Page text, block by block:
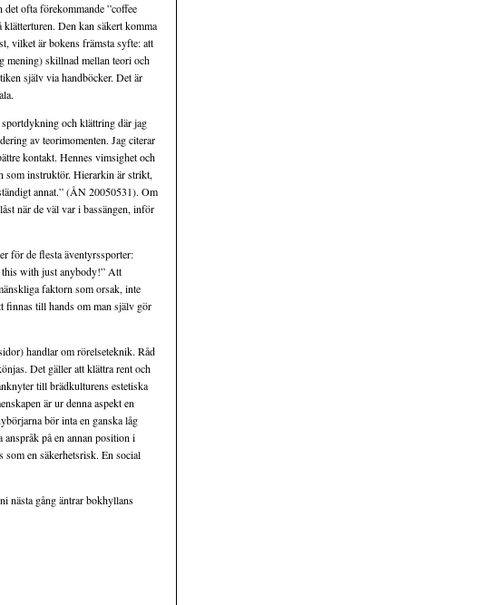
ofta förekommande ”coffee
Den kan säkert komma
vilket är bokens främsta syfte: att
mening) skillnad mellan teori och
själv via handböcker. Det är
och klättring där jag
av teorimomenten. Jag citerar
kontakt. Hennes vimsighet och
som instruktör. Hierarkin är strikt,
annat.” (ÅN 20050531). Om
när de väl var i bassängen, inför
för de flesta äventyrssporter:
this with just anybody!” Att
faktorn som orsak, inte
finnas till hands om man själv gör
handlar om rörelseteknik. Råd
Det gäller att klättra rent och
till brädkulturens estetiska
är ur denna aspekt en
bör inta en ganska låg
på en annan position i
en säkerhetsrisk. En social
nästa gång äntrar bokhyllans